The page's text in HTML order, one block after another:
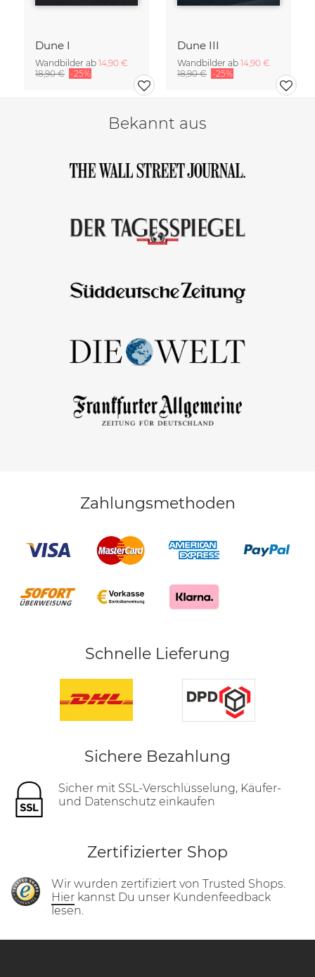
Dune I
Wandbilder ab 14,90 €
18,90 € -25%
Dune III
Wandbilder ab 14,90 €
18,90 € -25%
Bekannt aus
Zahlungsmethoden
Schnelle Lieferung
Sichere Bezahlung
Sicher mit SSL-Verschlüsselung, Käufer-
und Datenschutz einkaufen
Zertifizierter Shop
Wir wurden zertifiziert von Trusted Shops.
Hier kannst Du unser Kundenfeedback
lesen.